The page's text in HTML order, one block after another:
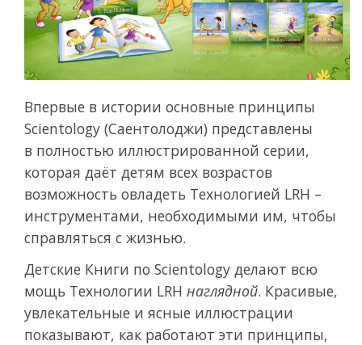
Впервые в истории основные принципы
Scientology (Саентолоджи) представлены
в полностью иллюстрированной серии,
которая даёт детям всех возрастов
возможность овладеть Технологией LRH –
инструментами, необходимыми им, чтобы
справляться с жизнью.
Детские Книги по Scientology делают всю
мощь Технологии LRH наглядной. Красивые,
увлекательные и ясные иллюстрации
показывают, как работают эти принципы,